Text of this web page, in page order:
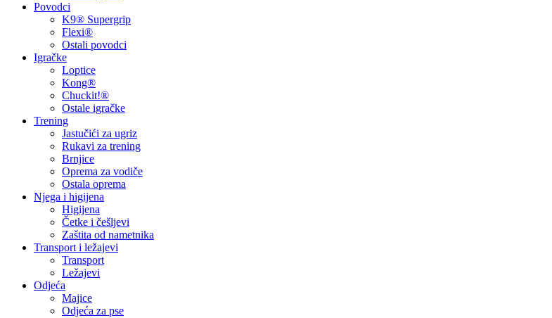
Povodci
K9® Supergrip
Flexi®
Ostali povodci
Igračke
Loptice
Kong®
Chuckit!®
Ostale igračke
Trening
Jastučići za ugriz
Rukavi za trening
Brnjice
Oprema za vodiče
Ostala oprema
Njega i higijena
Higijena
Četke i češljevi
Zaštita od nametnika
Transport i ležajevi
Transport
Ležajevi
Odjeća
Majice
Odjeća za pse